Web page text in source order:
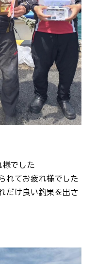
様でした
れてお疲れ様でした
だけ良い釣果を出さ